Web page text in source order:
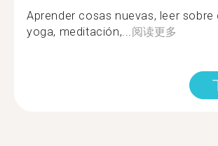
Aprender cosas nuevas, leer sobre
yoga, meditación,... 阅读更多